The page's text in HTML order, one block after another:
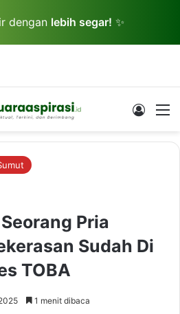
dengan lebih segar! ✨
Log In
Pria
Sudah Di
TOBA
1 menit dibaca